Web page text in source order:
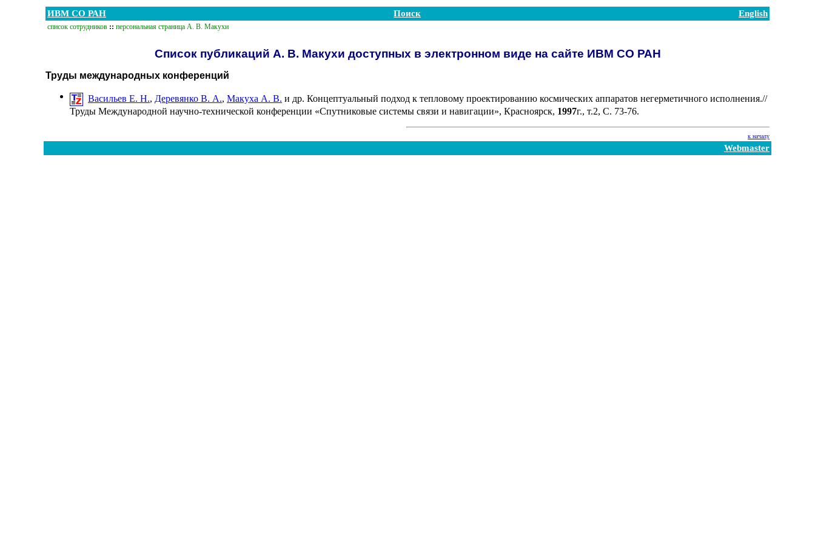
ИВМ СО РАН Поиск English
список сотрудников :: персональная страница А. В. Макухи
Список публикаций А. В. Макухи доступных в электронном виде на сайте ИВМ СО РАН
Труды международных конференций
Васильев Е. Н., Деревянко В. А., Макуха А. В. и др. Концептуальный подход к тепловому проектированию космических аппаратов негерметичного исполнения.//
Труды Международной научно-технической конференции «Спутниковые системы связи и навигации», Красноярск, 1997г., т.2, С. 73-76.
к началу
Webmaster